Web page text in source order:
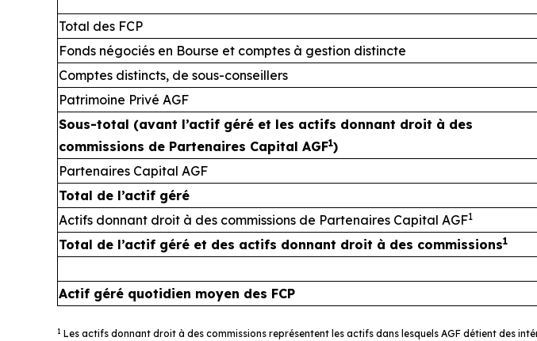
Total des FCP
Fonds négociés en Bourse et comptes à gestion distincte
Comptes distincts, de sous-conseillers
Patrimoine Privé AGF
Sous-total (avant l’actif géré et les actifs donnant droit à des
commissions de Partenaires Capital AGF1)
Partenaires Capital AGF
Total de l’actif géré
Actifs donnant droit à des commissions de Partenaires Capital AGF1
Total de l’actif géré et des actifs donnant droit à des commissions1
Actif géré quotidien moyen des FCP
1 Les actifs donnant droit à des commissions représentent les actifs dans lesquels AGF détient des